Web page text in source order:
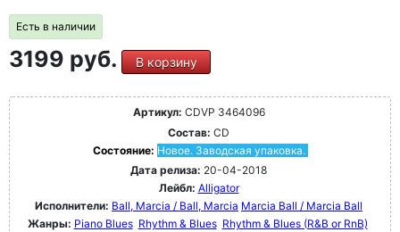
Есть в наличии
3199 руб. В корзину
Артикул: CDVP 3464096
Состав: CD
Состояние: Новое. Заводская упаковка.
Дата релиза: 20-04-2018
Лейбл: Alligator
Исполнители: Ball, Marcia / Ball, Marcia Marcia Ball / Marcia Ball
Жанры: Piano Blues Rhythm & Blues Rhythm & Blues (R&B or RnB)